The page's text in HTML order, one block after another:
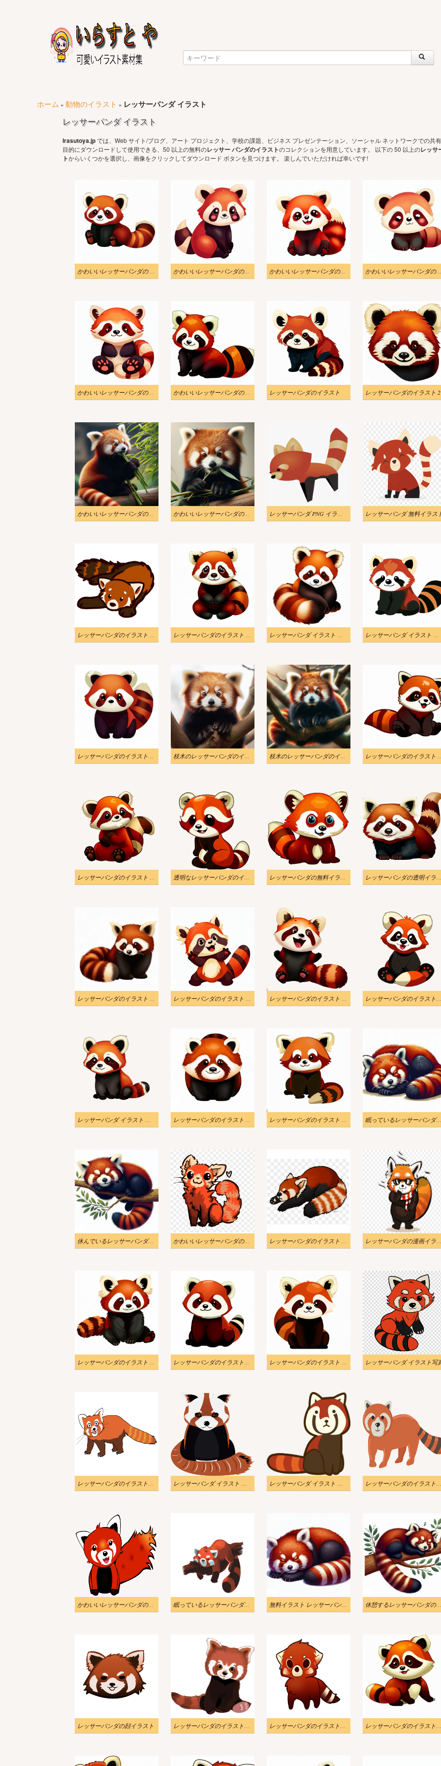
ホーム » 動物のイラスト » レッサーパンダ イラスト
レッサーパンダ イラスト
Irasutoya.jpでは、Web サイト/ブログ、アート プロジェクト、学校の課題、ビジネス プレゼンテーション、ソーシャル ネットワークでの共
目的にダウンロードして使用できる、50 以上の無料のレッサー パンダのイラストのコレクションを用意しています。 以下の 50 以上のレッサ
トからいくつかを選択し、画像をクリックしてダウンロード ボタンを見つけます。 楽しんでいただければ幸いです!
かわいいレッサーパンダの PNG イラスト かわいいレッサーパンダのイラスト画像 かわいいレッサーパンダのイラストをダウンロード かわいいレッサーパンダのイラスト
かわいいレッサーパンダのイラスト画像 2 かわいいレッサーパンダのイラスト PNG レッサーパンダのイラスト レッサーパンダのイラスト 2
かわいいレッサーパンダのイラスト 3 かわいいレッサーパンダのイラスト 4 レッサーパンダ PNG イラスト レッサーパンダ 無料イラス
レッサーパンダのイラスト PNG ダウンロード レッサーパンダのイラスト 無料写真 レッサーパンダ イラスト 無料 イメージ レッサーパンダ イラスト 無料 イメージ
レッサーパンダのイラスト無料ダウンロード 枝木のレッサーパンダのイラスト 枝木のレッサーパンダのイラスト 2 レッサーパン
レッサーパンダのイラスト 透過ダウンロード 透明なレッサーパンダのイラストをダウンロード レッサーパンダの無料イラスト 透明 レッサーパンダの透明イラスト
レッサーパンダのイラスト 無料画像 2 レッサーパンダのイラスト PNG 写真 レッサーパンダのイラスト PNG 透過 レッサーパンダのイラストの透過画像
レッサーパンダ イラスト 透過画像 レッサーパンダのイラスト PNG 写真 2 レッサーパンダのイラスト PNG 画像 眠っているレッサーパンダのイラスト 2
休んでいるレッサーパンダのイラスト かわいいレッサーパンダのイラスト 2 レッサーパンダのイラスト PNG イメージ レッサーパンダの漫画イラスト
レッサーパンダのイラスト PNG イメージ 2 レッサーパンダのイラストPNG無料 レッサーパンダのイラスト PNG 無料 2 レッサーパンダ イラスト写
レッサーパンダのイラスト写真 レッサーパンダ イラスト 透過png レッサーパンダ イラスト 透過無料 レッサーパンダのイラスト透明背景
かわいいレッサーパンダのイラスト透明 眠っているレッサーパンダのイラスト 無料イラスト レッサーパンダ 寝ている 休憩するレッサーパンダの無料イラスト
レッサーパンダの顔イラスト レッサーパンダのイラスト画像 レッサーパンダのイラストダウンロード レッサーパンダのイラスト画像 2